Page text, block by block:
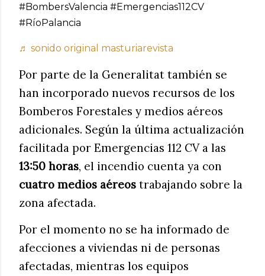
#BombersValencia #Emergencias112CV
#RíoPalancia
♬ sonido original masturiarevista
Por parte de la Generalitat también se
han incorporado nuevos recursos de los
Bomberos Forestales y medios aéreos
adicionales. Según la última actualización
facilitada por Emergencias 112 CV a las
13:50 horas, el incendio cuenta ya con
cuatro medios aéreos trabajando sobre la
zona afectada.
Por el momento no se ha informado de
afecciones a viviendas ni de personas
afectadas, mientras los equipos